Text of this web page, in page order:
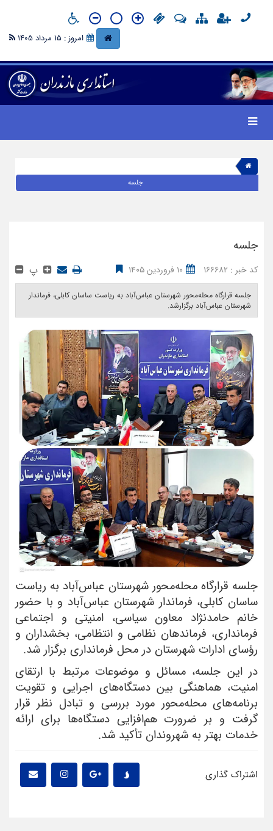
امروز : 15 مرداد 1405
جلسه
جلسه
کد خبر : 166682 10 فروردین 1405 پ
جلسه قرارگاه محله‌محور شهرستان عباس‌آباد به ریاست ساسان کابلی، فرماندار
شهرستان عباس‌آباد برگزارشد. ‎
جلسه قرارگاه محله‌محور شهرستان عباس‌آباد به ریاست
ساسان کابلی، فرماندار شهرستان عباس‌آباد و با حضور
خانم حامدنژاد معاون سیاسی، امنیتی و اجتماعی
فرمانداری، فرماندهان نظامی و انتظامی، بخشداران و
رؤسای ادارات شهرستان در محل فرمانداری برگزار شد.
در این جلسه، مسائل و موضوعات مرتبط با ارتقای
امنیت، هماهنگی بین دستگاه‌های اجرایی و تقویت
برنامه‌های محله‌محور مورد بررسی و تبادل نظر قرار
گرفت و بر ضرورت هم‌افزایی دستگاه‌ها برای ارائه
خدمات بهتر به شهروندان تأکید شد.
اشتراک گذاری